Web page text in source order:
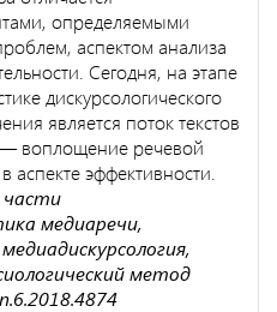
определяемыми
аспектом анализа
Сегодня, на этапе
дискурсологического
является поток текстов
воплощение речевой
аспекте эффективности.
части
медиаречи,
метод